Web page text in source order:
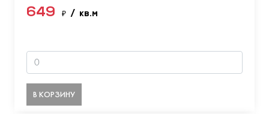
649 ₽ / кв.м
В КОРЗИНУ